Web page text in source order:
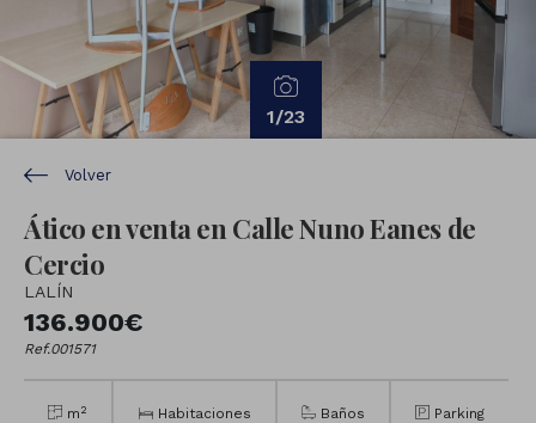
1/23
Volver
Ático en venta en Calle Nuno Eanes de
Cercio
LALÍN
136.900€
Ref.001571
m 2 Habitaciones Baños Parking